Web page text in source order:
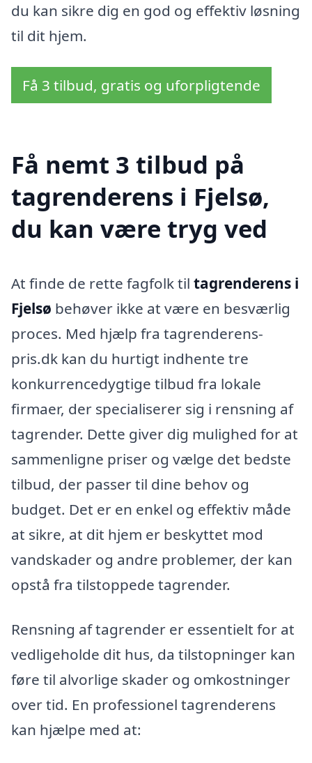
du kan sikre dig en god og effektiv løsning
til dit hjem.
Få 3 tilbud, gratis og uforpligtende
Få nemt 3 tilbud på
tagrenderens i Fjelsø,
du kan være tryg ved
At finde de rette fagfolk til tagrenderens i
Fjelsø behøver ikke at være en besværlig
proces. Med hjælp fra tagrenderens-
pris.dk kan du hurtigt indhente tre
konkurrencedygtige tilbud fra lokale
firmaer, der specialiserer sig i rensning af
tagrender. Dette giver dig mulighed for at
sammenligne priser og vælge det bedste
tilbud, der passer til dine behov og
budget. Det er en enkel og effektiv måde
at sikre, at dit hjem er beskyttet mod
vandskader og andre problemer, der kan
opstå fra tilstoppede tagrender.
Rensning af tagrender er essentielt for at
vedligeholde dit hus, da tilstopninger kan
føre til alvorlige skader og omkostninger
over tid. En professionel tagrenderens
kan hjælpe med at: